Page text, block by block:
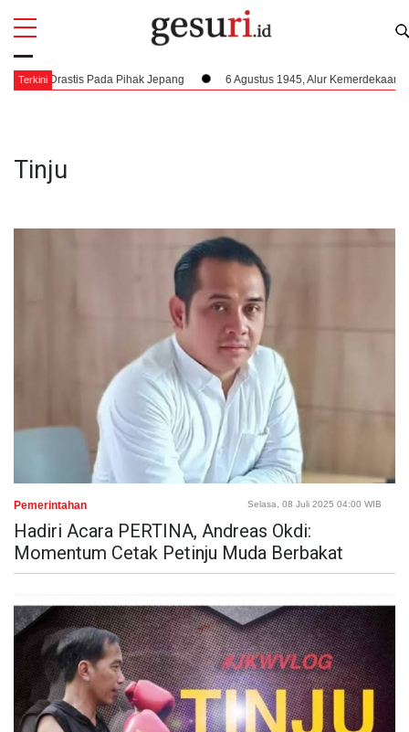
TerkiniPada Pihak Jepang 6 Agustus 1945, Alur Kemerdekaan
Tinju
All
Pemerintahan Selasa, 08 Juli 2025 04:00 WIB
Hadiri Acara PERTINA, Andreas Okdi:
Momentum Cetak Petinju Muda Berbakat